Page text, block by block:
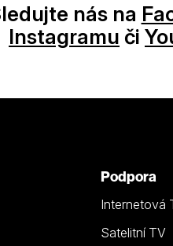
nás na
Instagramu či
Podpora
Internetová
Satelitní TV